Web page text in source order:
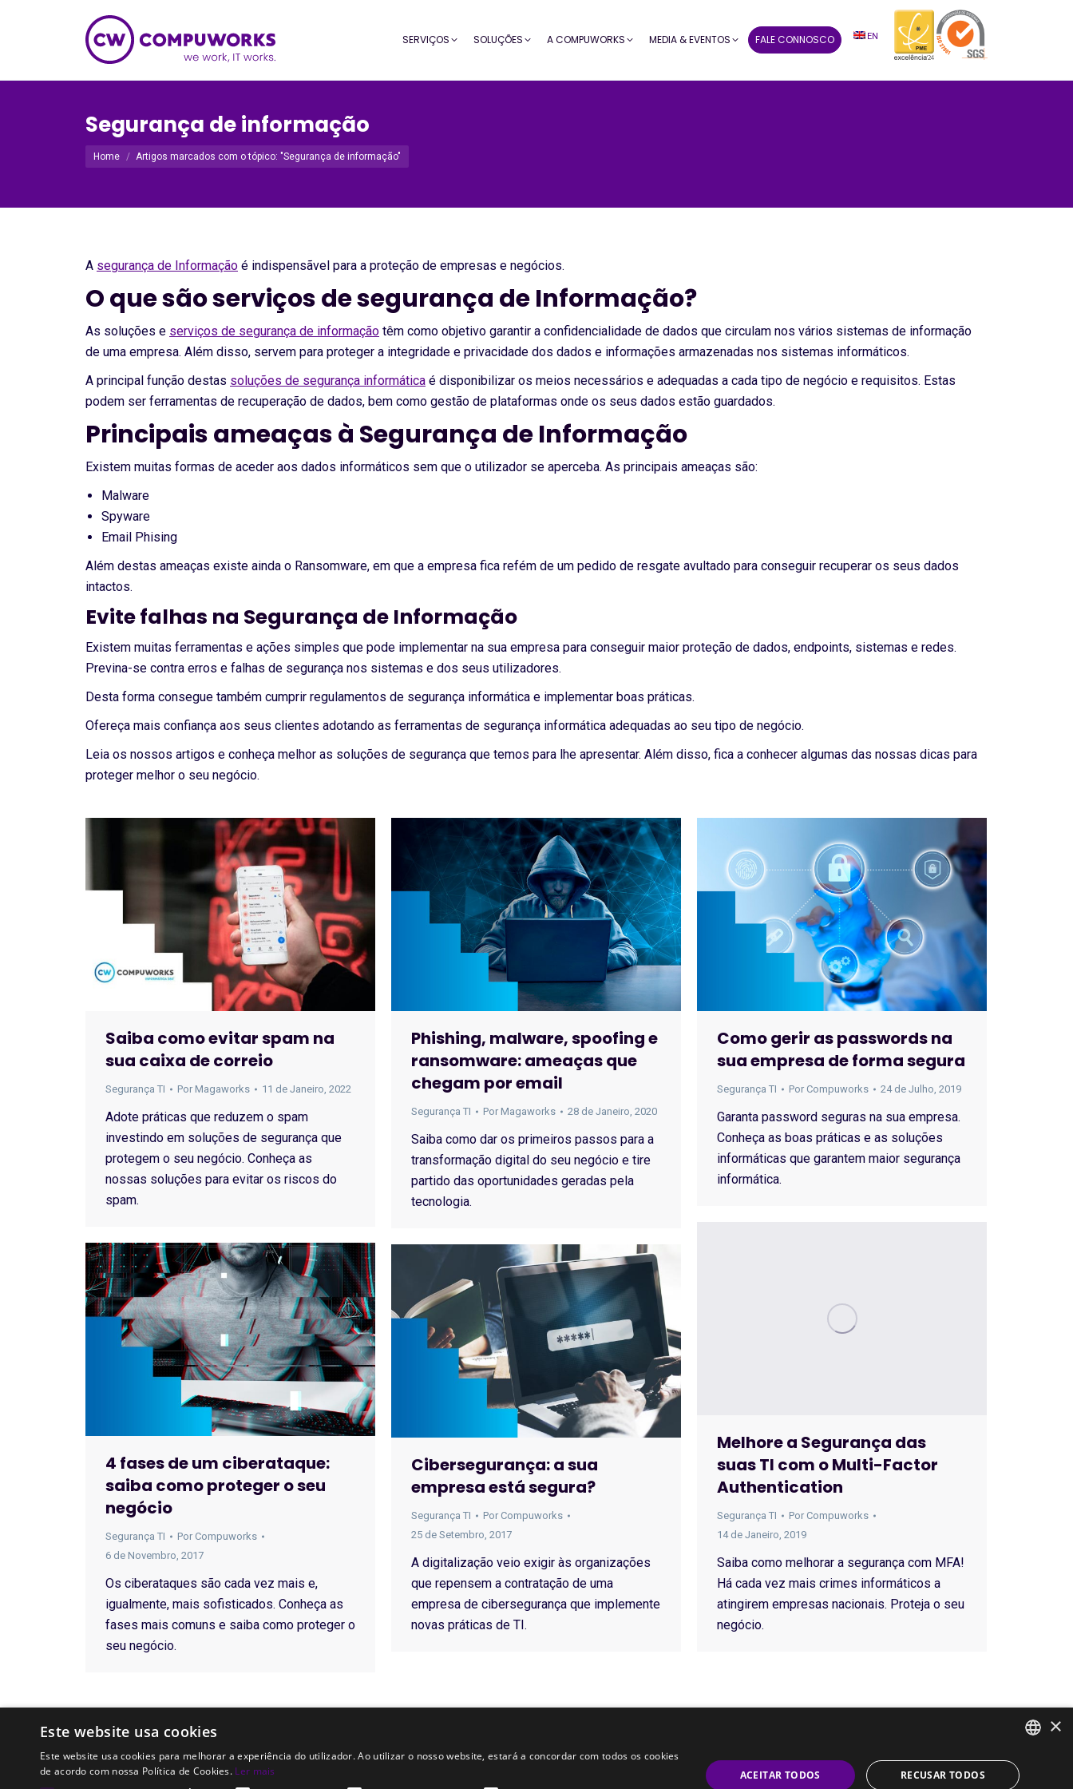
SERVIÇOS SOLUÇÕES A COMPUWORKS MEDIA & EVENTOS FALE CONNOSCO EN
Segurança de informação
Você está aqui:
Home Artigos marcados com o tópico: "Segurança de informação"
A segurança de Informação é indispensãvel para a proteção de empresas e negócios.
O que são serviços de segurança de Informação?
As soluções e serviços de segurança de informação têm como objetivo garantir a confidencialidade de dados que circulam nos vários sistemas de informação
de uma empresa. Além disso, servem para proteger a integridade e privacidade dos dados e informações armazenadas nos sistemas informáticos.
A principal função destas soluções de segurança informática é disponibilizar os meios necessários e adequadas a cada tipo de negócio e requisitos. Estas
podem ser ferramentas de recuperação de dados, bem como gestão de plataformas onde os seus dados estão guardados.
Principais ameaças à Segurança de Informação
Existem muitas formas de aceder aos dados informáticos sem que o utilizador se aperceba. As principais ameaças são:
Malware
Spyware
Email Phising
Além destas ameaças existe ainda o Ransomware, em que a empresa fica refém de um pedido de resgate avultado para conseguir recuperar os seus dados
intactos.
Evite falhas na Segurança de Informação
Existem muitas ferramentas e ações simples que pode implementar na sua empresa para conseguir maior proteção de dados, endpoints, sistemas e redes.
Previna-se contra erros e falhas de segurança nos sistemas e dos seus utilizadores.
Desta forma consegue também cumprir regulamentos de segurança informática e implementar boas práticas.
Ofereça mais confiança aos seus clientes adotando as ferramentas de segurança informática adequadas ao seu tipo de negócio.
Leia os nossos artigos e conheça melhor as soluções de segurança que temos para lhe apresentar. Além disso, fica a conhecer algumas das nossas dicas para
proteger melhor o seu negócio.
Saiba como evitar spam na
sua caixa de correio
Segurança TI Por Magaworks 11 de Janeiro, 2022
Adote práticas que reduzem o spam
investindo em soluções de segurança que
protegem o seu negócio. Conheça as
nossas soluções para evitar os riscos do
spam.
Phishing, malware, spoofing e
ransomware: ameaças que
chegam por email
Segurança TI Por Magaworks 28 de Janeiro, 2020
Saiba como dar os primeiros passos para a
transformação digital do seu negócio e tire
partido das oportunidades geradas pela
tecnologia.
Como gerir as passwords na
sua empresa de forma segura
Segurança TI Por Compuworks 24 de Julho, 2019
Garanta password seguras na sua empresa.
Conheça as boas práticas e as soluções
informáticas que garantem maior segurança
informática.
Melhore a Segurança das
suas TI com o Multi-Factor
Authentication
Segurança TI Por Compuworks
14 de Janeiro, 2019
Saiba como melhorar a segurança com MFA!
Há cada vez mais crimes informáticos a
atingirem empresas nacionais. Proteja o seu
negócio.
4 fases de um ciberataque:
saiba como proteger o seu
negócio
Segurança TI Por Compuworks
6 de Novembro, 2017
Os ciberataques são cada vez mais e,
igualmente, mais sofisticados. Conheça as
fases mais comuns e saiba como proteger o
seu negócio.
Cibersegurança: a sua
empresa está segura?
Segurança TI Por Compuworks
25 de Setembro, 2017
A digitalização veio exigir às organizações
que repensem a contratação de uma
empresa de cibersegurança que implemente
novas práticas de TI.
PORTUGUESE
×
Este website usa cookies
Este website usa cookies para melhorar a experiência do utilizador. Ao utilizar o nosso website, estará a concordar com todos os cookies
de acordo com nossa Política de Cookies. Ler mais
ACEITAR TODOS RECUSAR TODOS